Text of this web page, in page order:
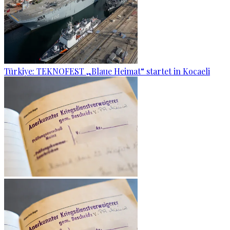
Türkiye: TEKNOFEST „Blaue Heimat“ startet in Kocaeli